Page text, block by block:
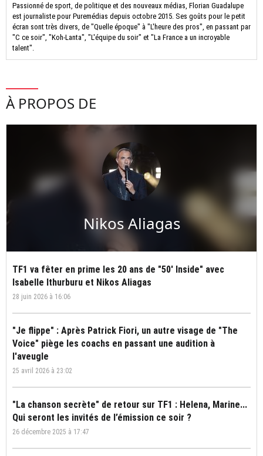
Passionné de sport, de politique et des nouveaux médias, Florian Guadalupe
est journaliste pour Puremédias depuis octobre 2015. Ses goûts pour le petit
écran sont très divers, de "Quelle époque" à "L'heure des pros", en passant par
"C ce soir", "Koh-Lanta", "L'équipe du soir" et "La France a un incroyable
talent".
À PROPOS DE
Nikos Aliagas
TF1 va fêter en prime les 20 ans de "50' Inside" avec
Isabelle Ithurburu et Nikos Aliagas
28 juin 2026 à 16:06
"Je flippe" : Après Patrick Fiori, un autre visage de "The
Voice" piège les coachs en passant une audition à
l'aveugle
25 avril 2026 à 23:02
"La chanson secrète" de retour sur TF1 : Helena, Marine...
Qui seront les invités de l’émission ce soir ?
26 décembre 2025 à 17:47